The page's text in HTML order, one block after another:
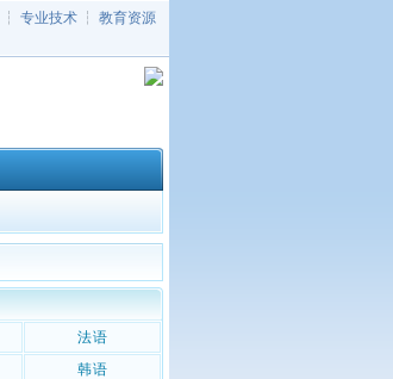
┆ 专业技术 ┆ 教育资源
法语
韩语